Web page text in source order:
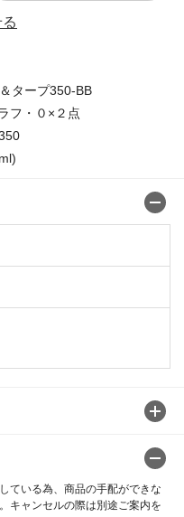
タープ350-BB
フ・０×２点
ている為、商品の手配ができな
キャンセルの際は別途ご案内を